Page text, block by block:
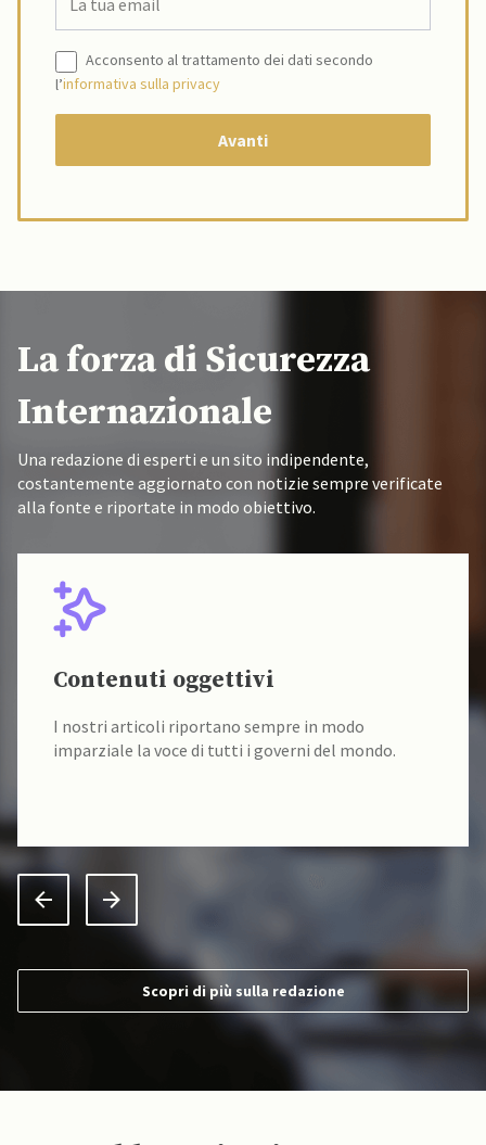
Acconsento al trattamento dei dati secondo
l’informativa sulla privacy
La forza di Sicurezza
Internazionale
Una redazione di esperti e un sito indipendente,
costantemente aggiornato con notizie sempre verificate
alla fonte e riportate in modo obiettivo.
Contenuti oggettivi
I nostri articoli riportano sempre in modo
imparziale la voce di tutti i governi del mondo.
Scopri di più sulla redazione